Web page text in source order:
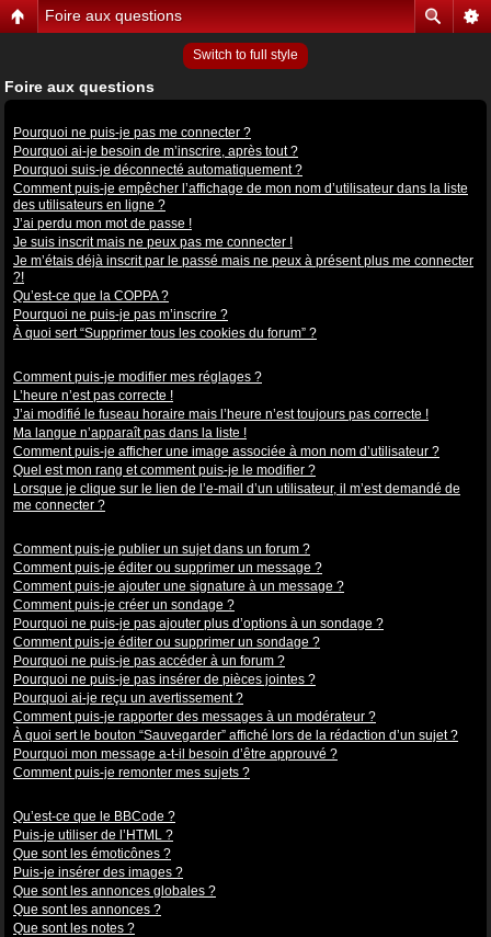
Foire aux questions
Switch to full style
Foire aux questions
Pourquoi ne puis-je pas me connecter ?
Pourquoi ai-je besoin de m’inscrire, après tout ?
Pourquoi suis-je déconnecté automatiquement ?
Comment puis-je empêcher l’affichage de mon nom d’utilisateur dans la liste
des utilisateurs en ligne ?
J’ai perdu mon mot de passe !
Je suis inscrit mais ne peux pas me connecter !
Je m’étais déjà inscrit par le passé mais ne peux à présent plus me connecter
?!
Qu’est-ce que la COPPA ?
Pourquoi ne puis-je pas m’inscrire ?
À quoi sert “Supprimer tous les cookies du forum” ?
Comment puis-je modifier mes réglages ?
L’heure n’est pas correcte !
J’ai modifié le fuseau horaire mais l’heure n’est toujours pas correcte !
Ma langue n’apparaît pas dans la liste !
Comment puis-je afficher une image associée à mon nom d’utilisateur ?
Quel est mon rang et comment puis-je le modifier ?
Lorsque je clique sur le lien de l’e-mail d’un utilisateur, il m’est demandé de
me connecter ?
Comment puis-je publier un sujet dans un forum ?
Comment puis-je éditer ou supprimer un message ?
Comment puis-je ajouter une signature à un message ?
Comment puis-je créer un sondage ?
Pourquoi ne puis-je pas ajouter plus d’options à un sondage ?
Comment puis-je éditer ou supprimer un sondage ?
Pourquoi ne puis-je pas accéder à un forum ?
Pourquoi ne puis-je pas insérer de pièces jointes ?
Pourquoi ai-je reçu un avertissement ?
Comment puis-je rapporter des messages à un modérateur ?
À quoi sert le bouton “Sauvegarder” affiché lors de la rédaction d’un sujet ?
Pourquoi mon message a-t-il besoin d’être approuvé ?
Comment puis-je remonter mes sujets ?
Qu’est-ce que le BBCode ?
Puis-je utiliser de l’HTML ?
Que sont les émoticônes ?
Puis-je insérer des images ?
Que sont les annonces globales ?
Que sont les annonces ?
Que sont les notes ?